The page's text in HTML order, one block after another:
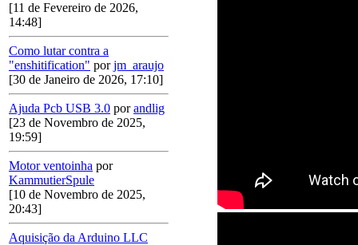
[11 de Fevereiro de 2026,
14:48]
Como lutar contra a
"enshitification" porjm_araujo
[30 de Janeiro de 2026, 17:10]
Ajuda Pcb USB 3.0 porandlig
[23 de Novembro de 2025,
19:59]
Motor ventoinha por
KammutierSpule
[10 de Novembro de 2025,
20:43]
Aquisição da Arduino LLC